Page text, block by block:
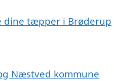
dine tæpper i Brøderup
Næstved kommune